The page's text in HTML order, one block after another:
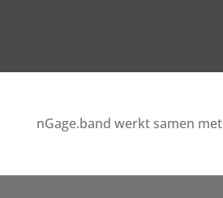
nGage.band werkt samen met